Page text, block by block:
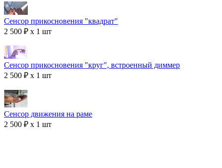
Сенсор прикосновения "квадрат"
2 500 ₽ x 1 шт
Сенсор прикосновения "круг", встроенный диммер
2 500 ₽ x 1 шт
Сенсор движения на раме
2 500 ₽ x 1 шт